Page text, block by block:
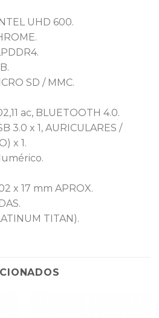
UHD 600.
SD / MMC.
ac, BLUETOOTH 4.0.
3.0 x 1, AURICULARES /
x 1.
x 17 mm APROX.
TITAN).